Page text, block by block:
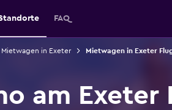
FAQ
Mietwagen in Exeter Mietwagen in Exeter
am Exeter